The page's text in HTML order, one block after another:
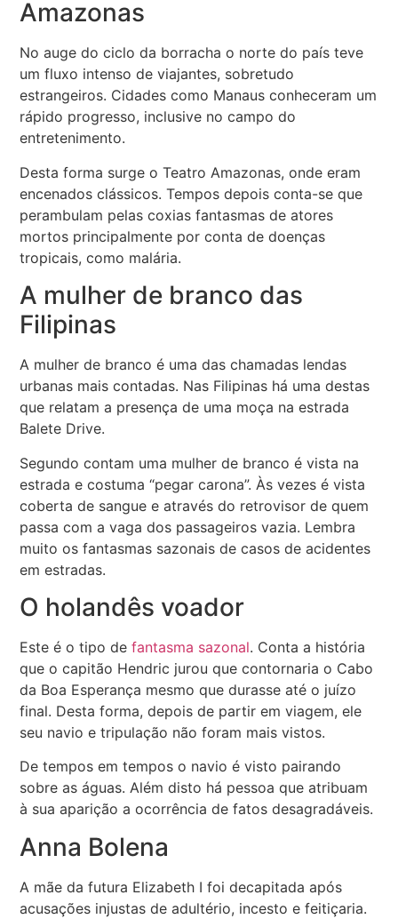
Amazonas
No auge do ciclo da borracha o norte do país teve
um fluxo intenso de viajantes, sobretudo
estrangeiros. Cidades como Manaus conheceram um
rápido progresso, inclusive no campo do
entretenimento.
Desta forma surge o Teatro Amazonas, onde eram
encenados clássicos. Tempos depois conta-se que
perambulam pelas coxias fantasmas de atores
mortos principalmente por conta de doenças
tropicais, como malária.
A mulher de branco das
Filipinas
A mulher de branco é uma das chamadas lendas
urbanas mais contadas. Nas Filipinas há uma destas
que relatam a presença de uma moça na estrada
Balete Drive.
Segundo contam uma mulher de branco é vista na
estrada e costuma “pegar carona”. Às vezes é vista
coberta de sangue e através do retrovisor de quem
passa com a vaga dos passageiros vazia. Lembra
muito os fantasmas sazonais de casos de acidentes
em estradas.
O holandês voador
Este é o tipo defantasma sazonal. Conta a história
que o capitão Hendric jurou que contornaria o Cabo
da Boa Esperança mesmo que durasse até o juízo
final. Desta forma, depois de partir em viagem, ele
seu navio e tripulação não foram mais vistos.
De tempos em tempos o navio é visto pairando
sobre as águas. Além disto há pessoa que atribuam
à sua aparição a ocorrência de fatos desagradáveis.
Anna Bolena
A mãe da futura Elizabeth I foi decapitada após
acusações injustas de adultério, incesto e feitiçaria.